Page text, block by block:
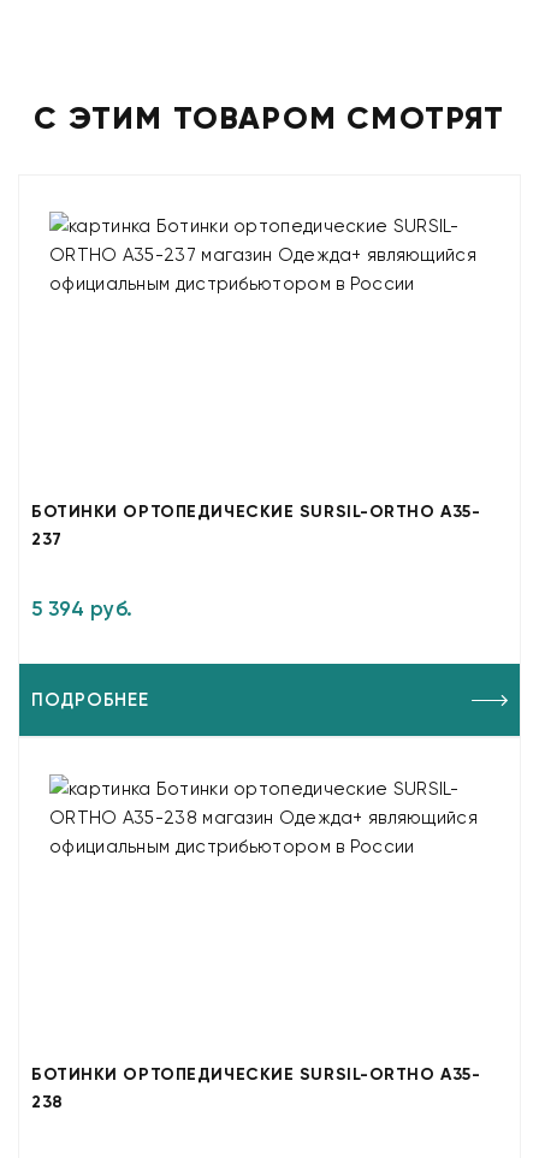
С ЭТИМ ТОВАРОМ СМОТРЯТ
БОТИНКИ ОРТОПЕДИЧЕСКИЕ SURSIL-ORTHO A35-
237
5 394 руб.
ПОДРОБНЕЕ
БОТИНКИ ОРТОПЕДИЧЕСКИЕ SURSIL-ORTHO A35-
238